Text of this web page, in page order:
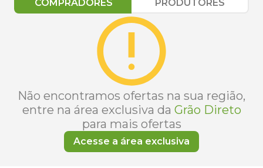
COMPRADORES
PRODUTORES
Não encontramos ofertas na sua região,
entre na área exclusiva da Grão Direto
para mais ofertas
Acesse a área exclusiva